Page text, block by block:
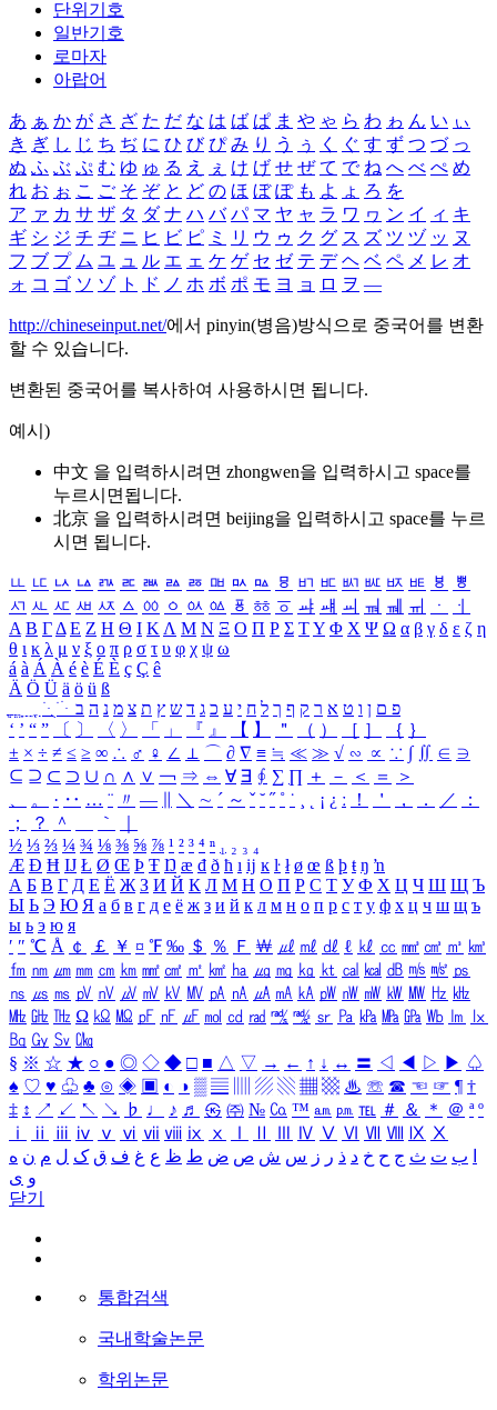
단위기호
일반기호
로마자
아랍어
あ ぁ か が さ ざ た だ な は ば ぱ ま や ゃ ら わ ゎ ん い ぃ
き ぎ し じ ち ぢ に ひ び ぴ み り う ぅ く ぐ す ず つ づ っ
ぬ ふ ぶ ぷ む ゆ ゅ る え ぇ け げ せ ぜ て で ね へ べ ぺ め
れ お ぉ こ ご そ ぞ と ど の ほ ぼ ぽ も よ ょ ろ を
ア ァ カ サ ザ タ ダ ナ ハ バ パ マ ヤ ャ ラ ワ ヮ ン イ ィ キ
ギ シ ジ チ ヂ ニ ヒ ビ ピ ミ リ ウ ゥ ク グ ス ズ ツ ヅ ッ ヌ
フ ブ プ ム ユ ュ ル エ ェ ケ ゲ セ ゼ テ デ ヘ ベ ペ メ レ オ
ォ コ ゴ ソ ゾ ト ド ノ ホ ボ ポ モ ヨ ョ ロ ヲ ―
http://chineseinput.net/에서 pinyin(병음)방식으로 중국어를 변환
할 수 있습니다.
변환된 중국어를 복사하여 사용하시면 됩니다.
예시)
中文 을 입력하시려면 zhongwen을 입력하시고 space를
누르시면됩니다.
北京 을 입력하시려면 beijing을 입력하시고 space를 누르
시면 됩니다.
ㅥ ㅦ ㅧ ㅨ ㅩ ㅪ ㅫ ㅬ ㅭ ㅮ ㅯ ㅰ ㅱ ㅲ ㅳ ㅴ ㅵ ㅶ ㅷ ㅸ
ㅹ
ㅺ ㅻ ㅼ ㅽ ㅾ ㅿ ㆀ ㆁ ㆂ ㆃ ㆄ ㆅ ㆆ ㆇ ㆈ ㆉ ㆊ ㆋ ㆌ ㆍ
ㆎ
Α Β ΓΔ Ε Ζ Η Θ Ι ΚΛ Μ Ν Ξ Ο Π Ρ Σ ΤΥ Φ Χ Ψ Ω α β γ δ ε ζ η
θ ι κ λ μ ν ξ ο π ρ σ τ υ φ χ ψ ω
á à Á À é è É È ç Ç ê
Ä Ö Ü ä ö ü ß
ִֶֹ ֻּ ׁׂ פ ם ן ו ט א ר ק ף ך ל ח י ע כ ג ד ש ץ ת צ מ נ ה ב
‘ ’ “ ” 〔 〕 〈 〉 「 」 『 』 【 】 ＂ （ ） ［ ］ ｛ ｝
± × ÷ ≠ ≤ ≥ ∞ ∴ ♂ ♀ ∠ ⊥ ⌒ ∂ ∇ ≡ ≒ ≪ ≫ √ ∽ ∝ ∵ ∫ ∬ ∈ ∋
⊆ ⊇ ⊂ ⊃ ∪ ∩ ∧ ∨ ￢ ⇒ ⇔ ∀ ∃ ∮ ∑ ∏ ＋ － ＜ ＝
＞
、
。 · ‥ … ¨ 〃 ― ＼ ∼ ´ ～ ˇ ˘ ˝ ˚ ˙ ¸ ¡ ¿ ː ！ ＇ ， ． ／
：
；
？ ＾ ｀
½ ⅓ ⅔ ¼ ¾ ⅛ ⅜ ⅝ ⅞ ¹ ² ³ ⁴ ⁿ ₁ ₂ ₃ ₄
Æ Ð Ħ Ĳ Ł Ø Œ Þ Ŧ Ŋ æ đ ð ħ ı ĳ ĸ ŀ ł ø œ ß þ ŧ ŋ ŉ
А Б В Г Д Е Ё Ж З И Й К Л М Н О П Р С Т У Ф Х Ц Ч Ш Щ Ъ
Ы Ь Э Ю Я а б в г д е ё ж з и й к л м н о п р с т у ф х ц ч ш щ ъ
ы ь э ю я
′ ″ ℃ Å ￠ ￡ ￥ ¤ ℉ ‰ ＄ ％ Ｆ ￦ ㎕ ㎖ ㎗ ℓ ㎘ ㏄ ㎣ ㎤ ㎥ ㎦
㎙ ㎚ ㎛ ㎜ ㎝ ㎞ ㎟ ㎠ ㎡ ㎢ ㏊ ㎍ ㎎ ㎏ ㏏ ㎈ ㎉ ㏈ ㎧ ㎨ ㎰
㎱ ㎲ ㎳ ㎴ ㎵ ㎶ ㎷ ㎸ ㎹ ㎀ ㎁ ㎂ ㎃ ㎄ ㎺ ㎻ ㎽ ㎾ ㎿ ㎐ ㎑
㎒ ㎓ ㎔ Ω ㏀ ㏁ ㎊ ㎋ ㎌ ㏖ ㏅ ㎭ ㎮ ㎯ ㏛ ㎩ ㎪ ㎫ ㎬ ㏝ ㏐
㏓
㏃ ㏉ ㏜ ㏆
§ ※ ☆ ★ ○ ● ◎ ◇ ◆ □ ■ △ ▽ → ← ↑ ↓ ↔ 〓 ◁ ◀ ▷ ▶ ♤
♠ ♡ ♥ ♧ ♣ ⊙ ◈ ▣ ◐ ◑ ▒ ▤ ▨ ▧ ▦ ▩ ♨ ☏ ☎ ☜ ☞ ¶ †
‡ ↕ ↗ ↙ ↖ ↘ ♭ ♩ ♪ ♬ ㉿ ㈜ № ㏇ ™ ㏂ ㏘ ℡ ＃ ＆ ＊ ＠ ª º
ⅰ
ⅱ ⅲ ⅳ ⅴ ⅵ ⅶ ⅷ ⅸ ⅹ Ⅳ Ⅴ Ⅵ Ⅶ Ⅷ Ⅸ Ⅹ
ب ت ث ج ح خ د ذ ر ز س ش ص ض ط ظ ع غ ف ق ک ل م ن ه
و ی
닫기
통합검색
국내학술논문
학위논문